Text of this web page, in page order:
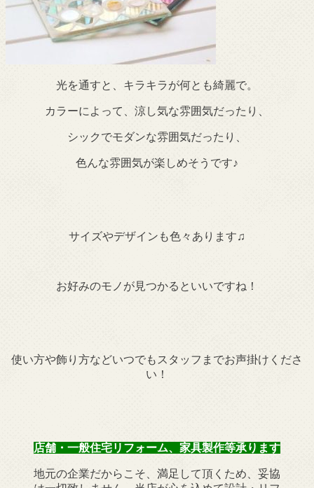
光を通すと、キラキラが何とも綺麗で。
カラーによって、涼し気な雰囲気だったり、
シックでモダンな雰囲気だったり、
色んな雰囲気が楽しめそうです♪
サイズやデザインも色々あります♫
お好みのモノが見つかるといいですね！
使い方や飾り方などいつでもスタッフまでお声掛けくださ
い！
店舗・一般住宅リフォーム、家具製作等承ります
地元の企業だからこそ、満足して頂くため、妥協